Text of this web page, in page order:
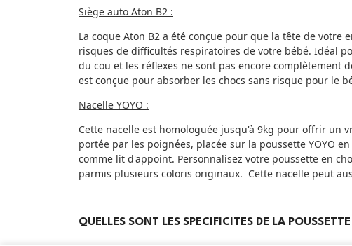
Siège auto Aton B2 :
La coque Aton B2 a été conçue pour que la tête de
risques de difficultés respiratoires de votre bébé. Idéal
du cou et les réflexes ne sont pas encore complètement
est conçue pour absorber les chocs sans risque pour le
Nacelle YOYO :
Cette nacelle est homologuée jusqu'à 9kg pour offrir un
portée par les poignées, placée sur la poussette YOYO
comme lit d'appoint. Personnalisez votre poussette en
parmis plusieurs coloris originaux. Cette nacelle peut
QUELLES SONT LES SPECIFICITES DE LA